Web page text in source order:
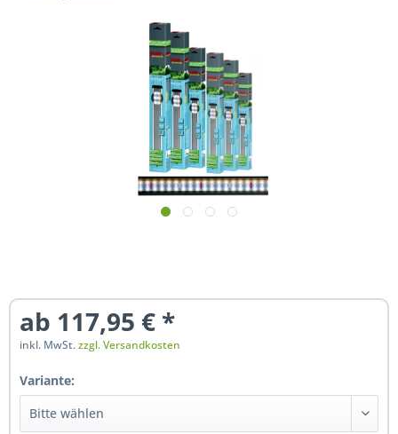
zzgl. Versandkosten
ab 117,95 € *
inkl. MwSt.zzgl. Versandkosten
Variante: